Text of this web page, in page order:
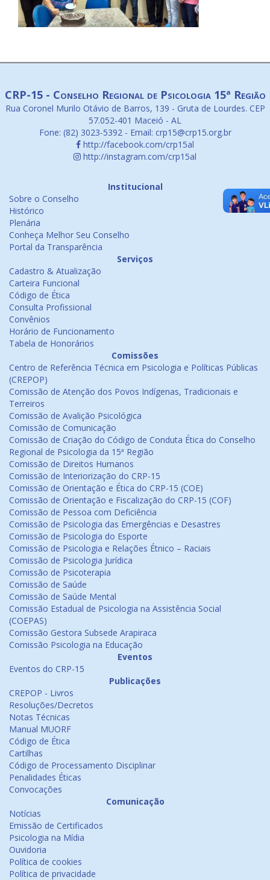
CRP-15 - Conselho Regional de Psicologia 15ª Região
Rua Coronel Murilo Otávio de Barros, 139 - Gruta de Lourdes. CEP
57.052-401 Maceió - AL
Fone: (82) 3023-5392 - Email: crp15@crp15.org.br
http://facebook.com/crp15al
http://instagram.com/crp15al
Institucional
Sobre o Conselho
Histórico
Plenária
Conheça Melhor Seu Conselho
Portal da Transparência
Serviços
Cadastro & Atualização
Carteira Funcional
Código de Ética
Consulta Profissional
Convênios
Horário de Funcionamento
Tabela de Honorários
Comissões
Centro de Referência Técnica em Psicologia e Políticas Públicas
(CREPOP)
Comissão de Atenção dos Povos Indígenas, Tradicionais e
Terreiros
Comissão de Avalição Psicológica
Comissão de Comunicação
Comissão de Criação do Código de Conduta Ética do Conselho
Regional de Psicologia da 15ª Região
Comissão de Direitos Humanos
Comissão de Interiorização do CRP-15
Comissão de Orientação e Ética do CRP-15 (COE)
Comissão de Orientação e Fiscalização do CRP-15 (COF)
Comissão de Pessoa com Deficiência
Comissão de Psicologia das Emergências e Desastres
Comissão de Psicologia do Esporte
Comissão de Psicologia e Relações Étnico – Raciais
Comissão de Psicologia Jurídica
Comissão de Psicoterapia
Comissão de Saúde
Comissão de Saúde Mental
Comissão Estadual de Psicologia na Assistência Social
(COEPAS)
Comissão Gestora Subsede Arapiraca
Comissão Psicologia na Educação
Eventos
Eventos do CRP-15
Publicações
CREPOP - Livros
Resoluções/Decretos
Notas Técnicas
Manual MUORF
Código de Ética
Cartilhas
Código de Processamento Disciplinar
Penalidades Éticas
Convocações
Comunicação
Notícias
Emissão de Certificados
Psicologia na Mídia
Ouvidoria
Política de cookies
Política de privacidade